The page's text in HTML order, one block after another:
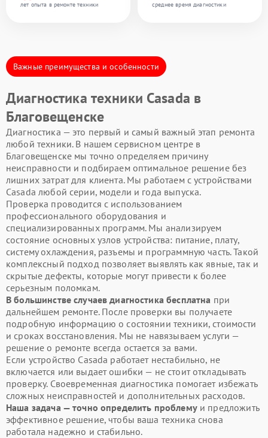
лет опыта в ремонте техники
среднее время диагностики
Важные преимущества и особенности
Диагностика техники Casada в
Благовещенске
Диагностика — это первый и самый важный этап ремонта
любой техники. В нашем сервисном центре в
Благовещенске мы точно определяем причину
неисправности и подбираем оптимальное решение без
лишних затрат для клиента. Мы работаем с устройствами
Casada любой серии, модели и года выпуска.
Проверка проводится с использованием
профессионального оборудования и
специализированных программ. Мы анализируем
состояние основных узлов устройства: питание, плату,
систему охлаждения, разъемы и программную часть. Такой
комплексный подход позволяет выявлять как явные, так и
скрытые дефекты, которые могут привести к более
серьезным поломкам.
В большинстве случаев диагностика бесплатна при
дальнейшем ремонте. После проверки вы получаете
подробную информацию о состоянии техники, стоимости
и сроках восстановления. Мы не навязываем услуги —
решение о ремонте всегда остается за вами.
Если устройство Casada работает нестабильно, не
включается или выдает ошибки — не стоит откладывать
проверку. Своевременная диагностика помогает избежать
сложных неисправностей и дополнительных расходов.
Наша задача — точно определить проблемуи предложить
эффективное решение, чтобы ваша техника снова
работала надежно и стабильно.